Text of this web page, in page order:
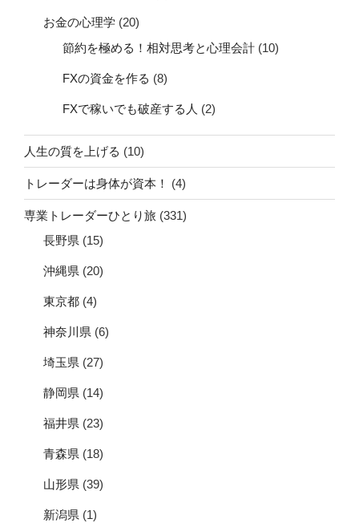
お金の心理学 (20)
節約を極める！相対思考と心理会計 (10)
FXの資金を作る (8)
FXで稼いでも破産する人 (2)
人生の質を上げる (10)
トレーダーは身体が資本！ (4)
専業トレーダーひとり旅 (331)
長野県 (15)
沖縄県 (20)
東京都 (4)
神奈川県 (6)
埼玉県 (27)
静岡県 (14)
福井県 (23)
青森県 (18)
山形県 (39)
新潟県 (1)